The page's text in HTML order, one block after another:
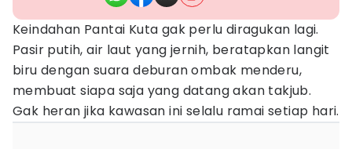
Keindahan Pantai Kuta gak perlu diragukan lagi.
Pasir putih, air laut yang jernih, beratapkan langit
biru dengan suara deburan ombak menderu,
membuat siapa saja yang datang akan takjub.
Gak heran jika kawasan ini selalu ramai setiap hari.